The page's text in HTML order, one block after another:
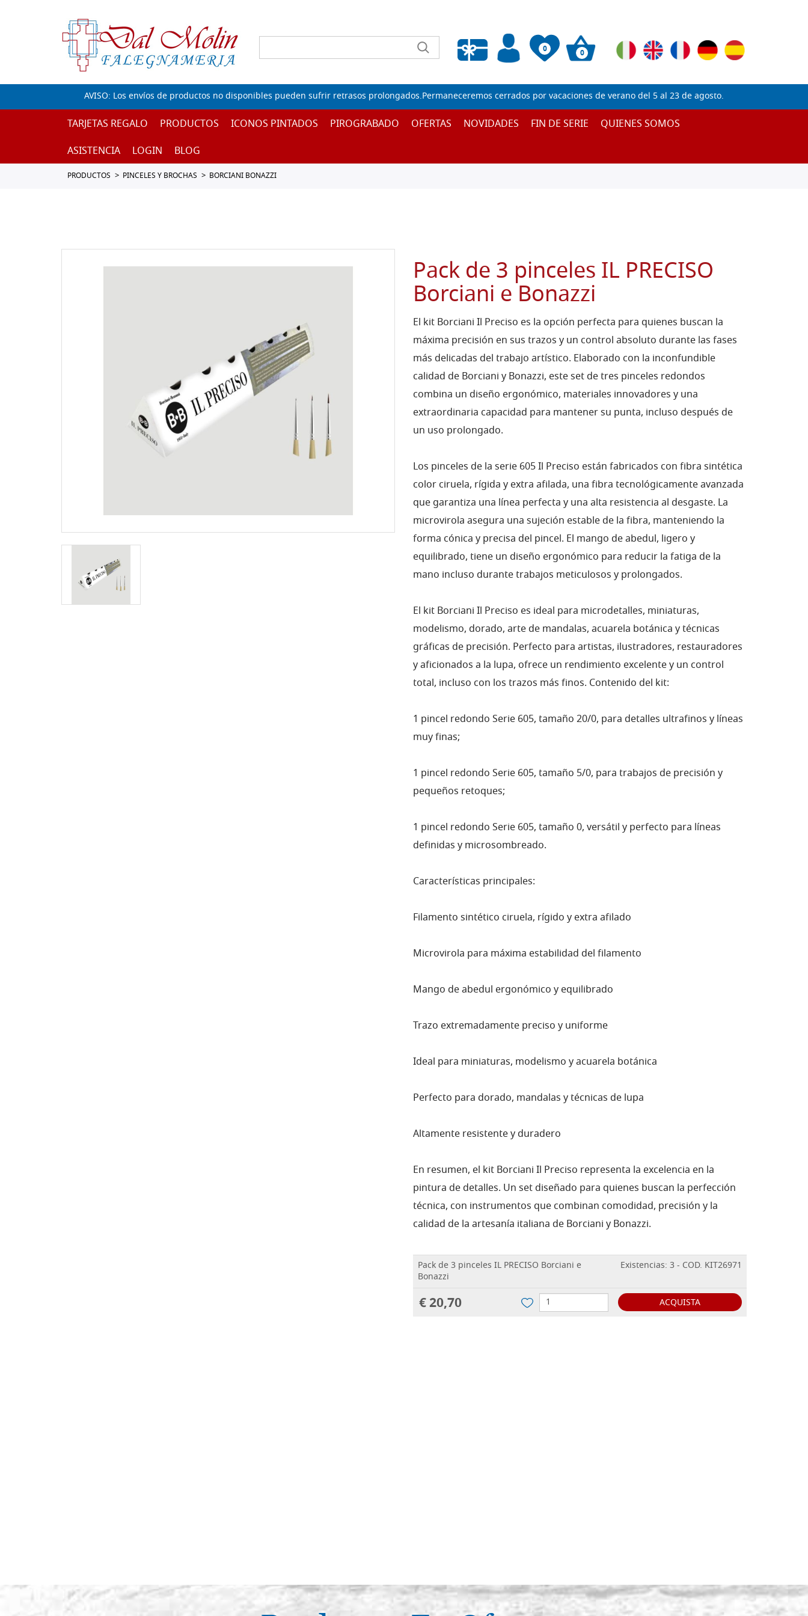
0
Lista de deseos vacía
0
AVISO: Los envíos de productos no disponibles pueden sufrir retrasos prolongados.Permaneceremos cerrados por vacaciones de verano del 5 al 23 de agosto.
TARJETAS REGALO PRODUCTOS ICONOS PINTADOS PIROGRABADO OFERTAS NOVIDADES FIN DE SERIE
QUIENES SOMOS
ASISTENCIA
LOGIN BLOG
PRODUCTOS PINCELES Y BROCHAS BORCIANI BONAZZI
Pack de 3 pinceles IL PRECISO
Borciani e Bonazzi
El kit Borciani Il Preciso es la opción perfecta para quienes buscan la
máxima precisión en sus trazos y un control absoluto durante las fases
más delicadas del trabajo artístico. Elaborado con la inconfundible
calidad de Borciani y Bonazzi, este set de tres pinceles redondos
combina un diseño ergonómico, materiales innovadores y una
extraordinaria capacidad para mantener su punta, incluso después de
un uso prolongado.
Los pinceles de la serie 605 Il Preciso están fabricados con fibra sintética
color ciruela, rígida y extra afilada, una fibra tecnológicamente avanzada
que garantiza una línea perfecta y una alta resistencia al desgaste. La
microvirola asegura una sujeción estable de la fibra, manteniendo la
forma cónica y precisa del pincel. El mango de abedul, ligero y
equilibrado, tiene un diseño ergonómico para reducir la fatiga de la
mano incluso durante trabajos meticulosos y prolongados.
El kit Borciani Il Preciso es ideal para microdetalles, miniaturas,
modelismo, dorado, arte de mandalas, acuarela botánica y técnicas
gráficas de precisión. Perfecto para artistas, ilustradores, restauradores
y aficionados a la lupa, ofrece un rendimiento excelente y un control
total, incluso con los trazos más finos. Contenido del kit:
1 pincel redondo Serie 605, tamaño 20/0, para detalles ultrafinos y líneas
muy finas;
1 pincel redondo Serie 605, tamaño 5/0, para trabajos de precisión y
pequeños retoques;
1 pincel redondo Serie 605, tamaño 0, versátil y perfecto para líneas
definidas y microsombreado.
Características principales:
Filamento sintético ciruela, rígido y extra afilado
Microvirola para máxima estabilidad del filamento
Mango de abedul ergonómico y equilibrado
Trazo extremadamente preciso y uniforme
Ideal para miniaturas, modelismo y acuarela botánica
Perfecto para dorado, mandalas y técnicas de lupa
Altamente resistente y duradero
En resumen, el kit Borciani Il Preciso representa la excelencia en la
pintura de detalles. Un set diseñado para quienes buscan la perfección
técnica, con instrumentos que combinan comodidad, precisión y la
calidad de la artesanía italiana de Borciani y Bonazzi.
Pack de 3 pinceles IL PRECISO Borciani e
Bonazzi
Existencias: 3 - COD. KIT26971
€ 20,70 ACQUISTA